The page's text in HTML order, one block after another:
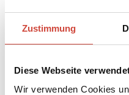
Zustimmung
Diese Webseite
Wir verwenden Cookies